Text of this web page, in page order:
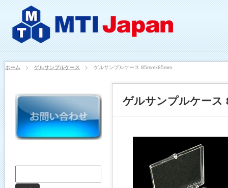
ホーム ゲルサンプルケース ゲルサンプルケース 85mmx85mm
ゲルサンプルケース